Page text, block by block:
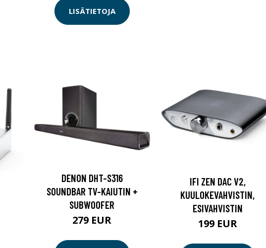
LISÄTIETOJA
DENON DHT-S316
SOUNDBAR TV-KAIUTIN +
SUBWOOFER
279 EUR
IFI ZEN DAC V2,
KUULOKEVAHVISTIN,
ESIVAHVISTIN
199 EUR